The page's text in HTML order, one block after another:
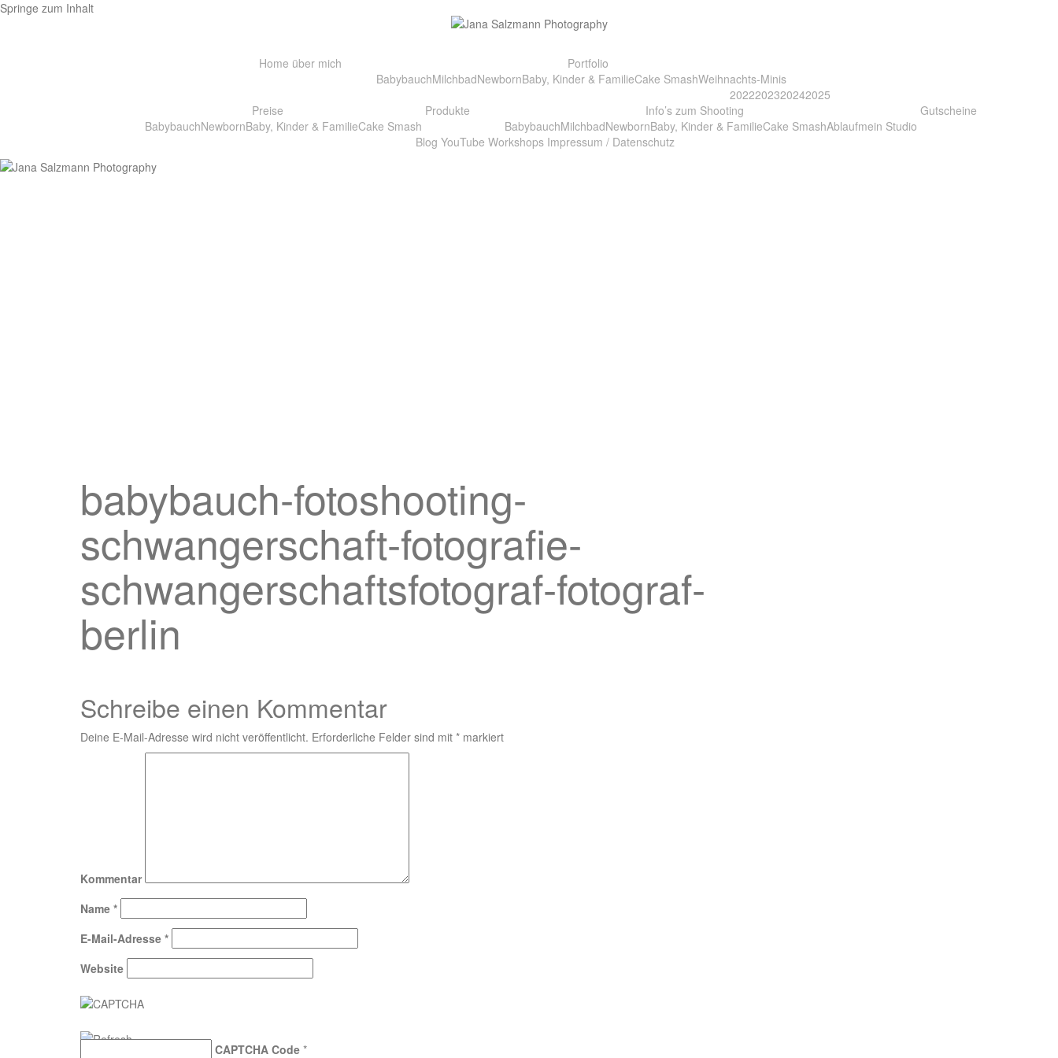
Springe zum Inhalt
Home über mich
Portfolio
BabybauchMilchbadNewbornBaby, Kinder & FamilieCake SmashWeihnachts-Minis
2022202320242025
Preise
BabybauchNewbornBaby, Kinder & FamilieCake Smash
Produkte
Info’s zum Shooting
BabybauchMilchbadNewbornBaby, Kinder & FamilieCake SmashAblaufmein Studio
Gutscheine
Blog YouTube Workshops Impressum / Datenschutz
babybauch-fotoshooting-
schwangerschaft-fotografie-
schwangerschaftsfotograf-fotograf-
berlin
Schreibe einen Kommentar
Deine E-Mail-Adresse wird nicht veröffentlicht. Erforderliche Felder sind mit * markiert
Kommentar
Name *
E-Mail-Adresse *
Website
CAPTCHA Code *